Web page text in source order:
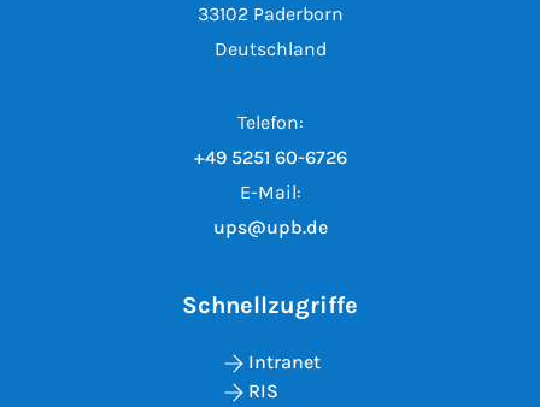
33102 Paderborn
Deutschland
Telefon:
+49 5251 60-6726
E-Mail:
ups@upb.de
Schnellzugriffe
Intranet
RIS